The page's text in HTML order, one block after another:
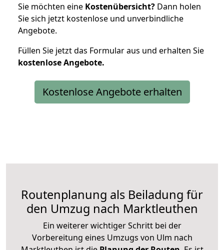
Sie möchten eine Kostenübersicht? Dann holen
Sie sich jetzt kostenlose und unverbindliche
Angebote.
Füllen Sie jetzt das Formular aus und erhalten Sie
kostenloseAngebote.
Kostenlose Angebote erhalten
Routenplanung als Beiladung für
den Umzug nach Marktleuthen
Ein weiterer wichtiger Schritt bei der
Vorbereitung eines Umzugs von Ulm nach